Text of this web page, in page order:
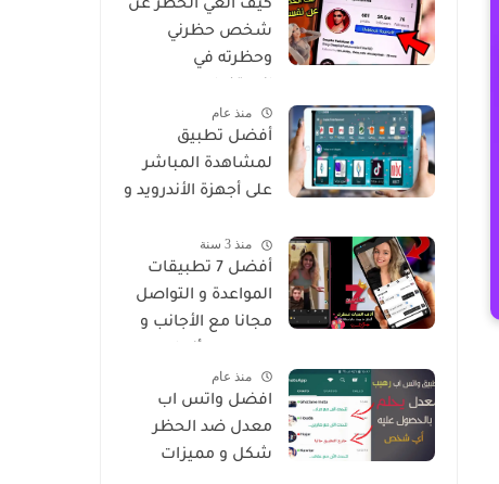
كيف الغي الحظر عن
شخص حظرني
وحظرته في
منذ عام
أفضل تطبيق
لمشاهدة المباشر
على أجهزة الأندرويد و
منذ 3 سنة
أفضل 7 تطبيقات
المواعدة و التواصل
مجانا مع الأجانب و
العالم
منذ عام
افضل واتس اب
معدل ضد الحظر
شكل و مميزات